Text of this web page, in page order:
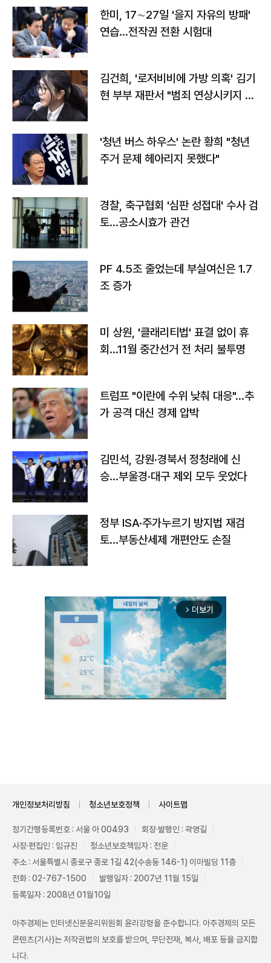
한미, 17∼27일 '을지 자유의 방패'
연습…전작권 전환 시험대
김건희, '로저비비에 가방 의혹' 김기
현 부부 재판서 "범죄 연상시키지 말
'청년 버스 하우스' 논란 황희 "청년
주거 문제 헤아리지 못했다"
경찰, 축구협회 '심판 성접대' 수사 검
토…공소시효가 관건
PF 4.5조 줄었는데 부실여신은 1.7
조 증가
미 상원, '클래리티법' 표결 없이 휴
회…11월 중간선거 전 처리 불투명
트럼프 "이란에 수위 낮춰 대응"…추
가 공격 대신 경제 압박
김민석, 강원·경북서 정청래에 신
승…부울경·대구 제외 모두 웃었다
정부 ISA·주가누르기 방지법 재검
토…부동산세제 개편안도 손질
arrow_forward_ios 더보기
개인정보처리방침 청소년보호정책 사이트맵
정기간행등록번호 : 서울 아 00493
회장·발행인 : 곽영길
사장·편집인 : 임규진
청소년보호책임자 : 전운
주소 : 서울특별시 종로구 종로 1길 42(수송동 146-1) 이마빌딩 11층
전화 : 02-767-1500
발행일자 : 2007년 11월 15일
등록일자 : 2008년 01월10일
아주경제는 인터넷신문윤리위원회 윤리강령을 준수합니다. 아주경제의 모든
콘텐츠(기사)는 저작권법의 보호를 받으며, 무단전재, 복사, 배포 등을 금지합
니다.